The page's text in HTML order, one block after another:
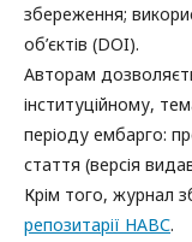
збереження;
об’єктів (DOI).
Авторам
інституційному,
періоду ембарго:
стаття (версія
Крім того, журнал
репозитарії НАВС.